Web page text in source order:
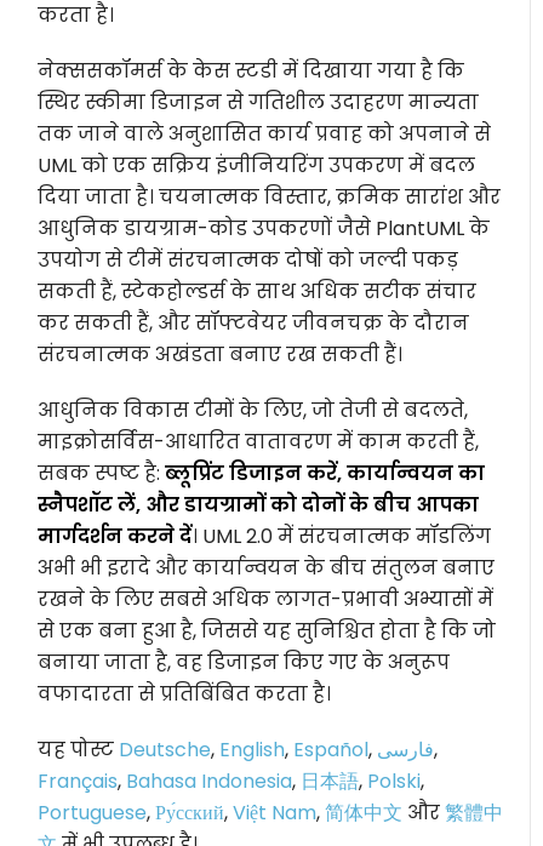
करता है।
नेक्ससकॉमर्स के केस स्टडी में दिखाया गया है कि
स्थिर स्कीमा डिजाइन से गतिशील उदाहरण मान्यता
तक जाने वाले अनुशासित कार्य प्रवाह को अपनाने से
UML को एक सक्रिय इंजीनियरिंग उपकरण में बदल
दिया जाता है। चयनात्मक विस्तार, क्रमिक सारांश और
आधुनिक डायग्राम-कोड उपकरणों जैसे PlantUML के
उपयोग से टीमें संरचनात्मक दोषों को जल्दी पकड़
सकती हैं, स्टेकहोल्डर्स के साथ अधिक सटीक संचार
कर सकती हैं, और सॉफ्टवेयर जीवनचक्र के दौरान
संरचनात्मक अखंडता बनाए रख सकती हैं।
आधुनिक विकास टीमों के लिए, जो तेजी से बदलते,
माइक्रोसर्विस-आधारित वातावरण में काम करती हैं,
सबक स्पष्ट है:ब्लूप्रिंट डिजाइन करें, कार्यान्वयन का
स्नैपशॉट लें, और डायग्रामों को दोनों के बीच आपका
मार्गदर्शन करने दें। UML 2.0 में संरचनात्मक मॉडलिंग
अभी भी इरादे और कार्यान्वयन के बीच संतुलन बनाए
रखने के लिए सबसे अधिक लागत-प्रभावी अभ्यासों में
से एक बना हुआ है, जिससे यह सुनिश्चित होता है कि जो
बनाया जाता है, वह डिजाइन किए गए के अनुरूप
वफादारता से प्रतिबिंबित करता है।
यह पोस्ट Deutsche, English, Español, فارسی,
Français, Bahasa Indonesia, 日本語, Polski,
Portuguese,Ру́сский,Việt Nam,简体中文 और繁體中